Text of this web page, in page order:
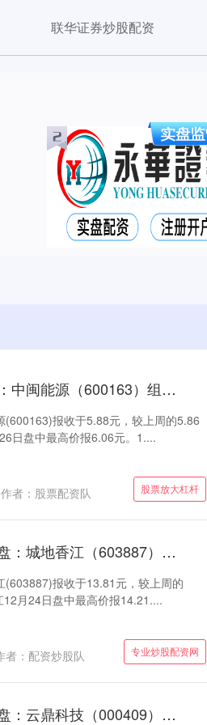
联华证券炒股配资
股票放大杠杆 每周股票复盘：中闽能源（600163）组建企业集团获股东会通过
报收于5.88元，较上周的5.86
日盘中最高价报6.06元。1....
股票放大杠杆
作者：股票配资队
专业炒股配资网 每周股票复盘：城地香江（603887）担保总额达48.9亿
报收于13.81元，较上周的
月24日盘中最高价报14.21....
专业炒股配资网
者：配资炒股队
什么是股市杠杆 每周股票复盘：云鼎科技（000409）股东股份被全面冻结